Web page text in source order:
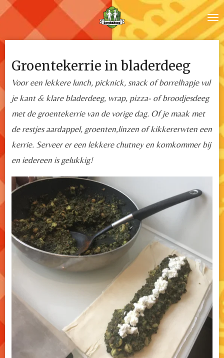
Ga
naar
deGroentekerrie in bladerdeeg
Voor een lekkere lunch, picknick, snack of borrelhapje vul
je kant & klare bladerdeeg, wrap, pizza- of broodjesdeeg
met de groentekerrie van de vorige dag. Of je maak met
de restjes aardappel, groenten,linzen of kikkererwten een
kerrie. Serveer er een lekkere chutney en komkommer bij
en iedereen is gelukkig!